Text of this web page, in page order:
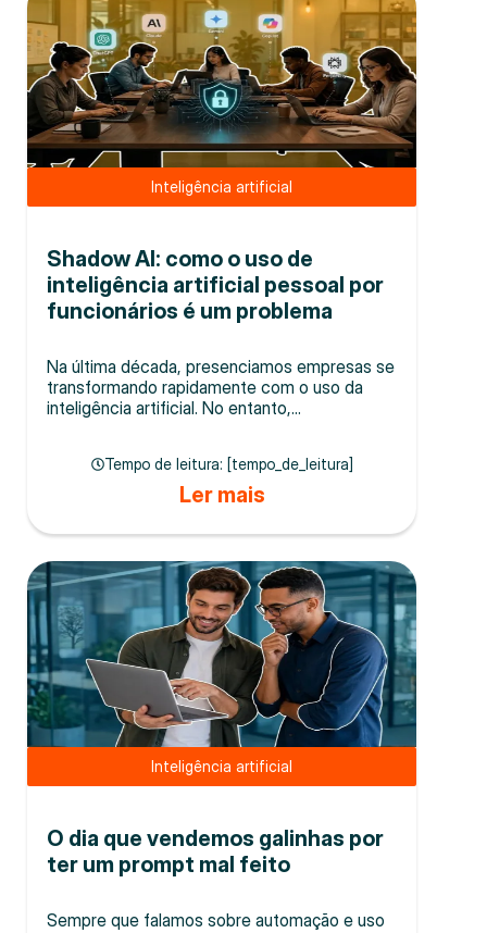
Inteligência artificial
Shadow AI: como o uso de
inteligência artificial pessoal por
funcionários é um problema
Na última década, presenciamos empresas se
transformando rapidamente com o uso da
inteligência artificial. No entanto,...
Tempo de leitura: [tempo_de_leitura]
Ler mais
Inteligência artificial
O dia que vendemos galinhas por
ter um prompt mal feito
Sempre que falamos sobre automação e uso